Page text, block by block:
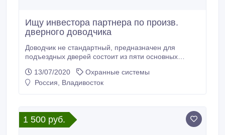
Ищу инвестора партнера по произв.
дверного доводчика
Доводчик не стандартный, предназначен для
подъездных дверей состоит из пяти основных
фрезерном(фрезерные работы минимальны и
просты ) станке, еще два винта шайба и два
магазине Технологически конструкция очень
простая выточить можно на любом станке.
13/07/2020
Охранные системы
Россия, Владивосток
1 500 руб.